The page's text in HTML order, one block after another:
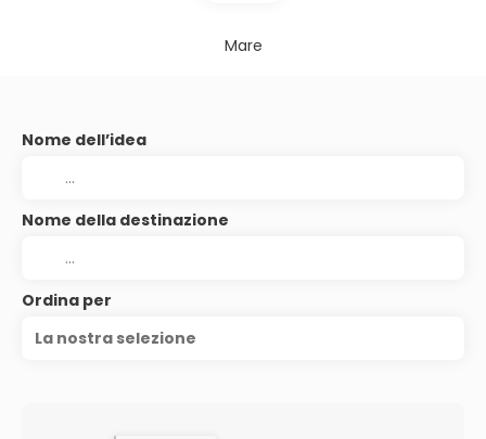
Mare
Nome dell’idea
Nome della destinazione
Ordina per
La nostra selezione